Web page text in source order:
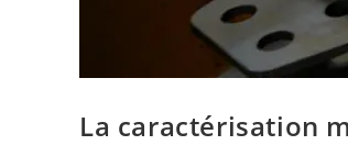
La caractérisation